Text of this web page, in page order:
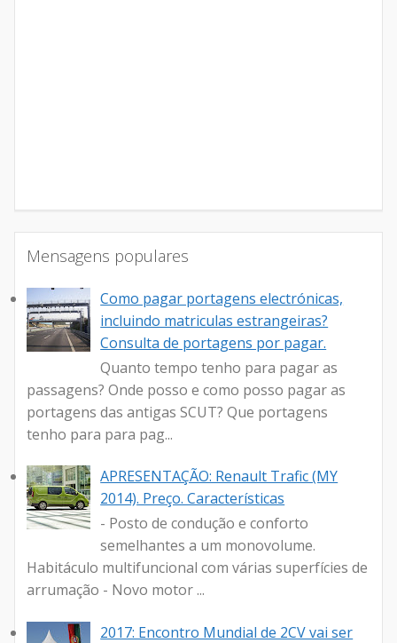
Mensagens populares
Como pagar portagens electrónicas,
incluindo matriculas estrangeiras?
Consulta de portagens por pagar.
Quanto tempo tenho para pagar as
passagens? Onde posso e como posso pagar as
portagens das antigas SCUT? Que portagens
tenho para para pag...
APRESENTAÇÃO: Renault Trafic (MY
2014). Preço. Características
- Posto de condução e conforto
semelhantes a um monovolume.
Habitáculo multifuncional com várias superfícies de
arrumação - Novo motor ...
2017: Encontro Mundial de 2CV vai ser